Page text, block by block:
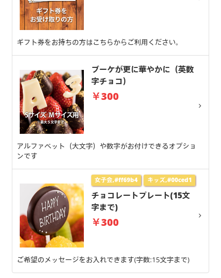
ギフト券をお持ちの方はこちらからご利用ください。
ブーケが更に華やかに（英数
字チョコ）
￥300
アルファベット（大文字）や数字がお付けできるオプショ
ンです
女子会,#ff69b4 キッズ,#00ced1
チョコレートプレート(15文
字まで)
￥300
ご希望のメッセージをお入れできます(字数:15文字まで)